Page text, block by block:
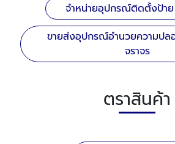
จำหน่ายอุปกรณ์ติดตั้งป้าย
ขายส่งอุปกรณ์อำนวยความปล
จราจร
ตราสินค้า